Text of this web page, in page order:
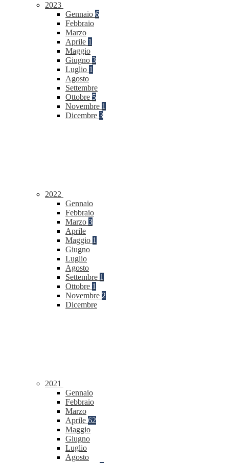
2023
Gennaio 6
Febbraio
Marzo
Aprile 1
Maggio
Giugno 3
Luglio 1
Agosto
Settembre
Ottobre 5
Novembre 1
Dicembre 3
2022
Gennaio
Febbraio
Marzo 3
Aprile
Maggio 1
Giugno
Luglio
Agosto
Settembre 1
Ottobre 1
Novembre 2
Dicembre
2021
Gennaio
Febbraio
Marzo
Aprile 62
Maggio
Giugno
Luglio
Agosto